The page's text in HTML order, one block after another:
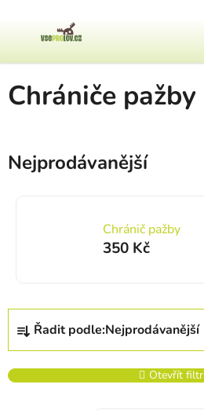
Domů
Chrániče pažby
Nejprodávanější
Chránič pažby
350 Kč
Řazení produktů
Řadit podle:Nejprodávanější
Otevřít filtr